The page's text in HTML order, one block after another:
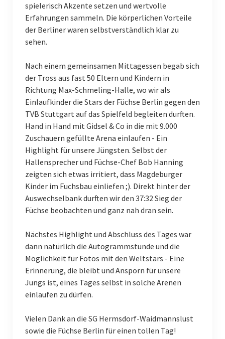
3. Männer
Nachwuchs
Männliche A-Jugend
Männliche B-Jugend I
Männliche B-Jugend II
Männliche C-Jugend II
Männliche C-Jugend III
Männliche D-Jugend I
Männliche D-Jugend III
Männliche E-Jugend I
Männliche E-Jugend II
Weiblich
spielerisch Akzente setzen und wertvolle
Erfahrungen sammeln. Die körperlichen Vorteile
der Berliner waren selbstverständlich klar zu
sehen.
Nach einem gemeinsamen Mittagessen begab sich
der Tross aus fast 50 Eltern und Kindern in
Richtung Max-Schmeling-Halle, wo wir als
Einlaufkinder die Stars der Füchse Berlin gegen den
TVB Stuttgart auf das Spielfeld begleiten durften.
Hand in Hand mit Gidsel & Co in die mit 9.000
Zuschauern gefüllte Arena einlaufen - Ein
Highlight für unsere Jüngsten. Selbst der
Hallensprecher und Füchse-Chef Bob Hanning
zeigten sich etwas irritiert, dass Magdeburger
Kinder im Fuchsbau einliefen ;). Direkt hinter der
Auswechselbank durften wir den 37:32 Sieg der
Füchse beobachten und ganz nah dran sein.
Nächstes Highlight und Abschluss des Tages war
dann natürlich die Autogrammstunde und die
Möglichkeit für Fotos mit den Weltstars - Eine
Erinnerung, die bleibt und Ansporn für unsere
Jungs ist, eines Tages selbst in solche Arenen
einlaufen zu dürfen.
Vielen Dank an die SG Hermsdorf-Waidmannslust
sowie die Füchse Berlin für einen tollen Tag!